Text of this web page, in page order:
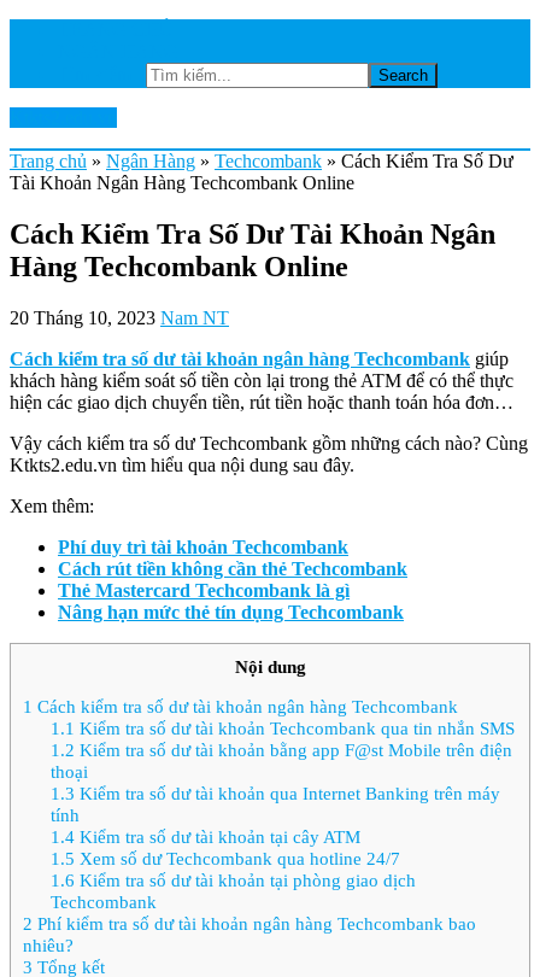
Trang chủ » Ngân Hàng » Techcombank » Cách Kiểm Tra Số Dư
Tài Khoản Ngân Hàng Techcombank Online
Cách Kiểm Tra Số Dư Tài Khoản Ngân
Hàng Techcombank Online
20 Tháng 10, 2023 Nam NT
Cách kiểm tra số dư tài khoản ngân hàng Techcombank giúp
khách hàng kiểm soát số tiền còn lại trong thẻ ATM để có thể thực
hiện các giao dịch chuyển tiền, rút tiền hoặc thanh toán hóa đơn…
Vậy cách kiểm tra số dư Techcombank gồm những cách nào? Cùng
Ktkts2.edu.vn tìm hiểu qua nội dung sau đây.
Xem thêm:
Phí duy trì tài khoản Techcombank
Cách rút tiền không cần thẻ Techcombank
Thẻ Mastercard Techcombank là gì
Nâng hạn mức thẻ tín dụng Techcombank
Nội dung
1 Cách kiểm tra số dư tài khoản ngân hàng Techcombank
1.1 Kiểm tra số dư tài khoản Techcombank qua tin nhắn SMS
1.2 Kiểm tra số dư tài khoản bằng app F@st Mobile trên điện
thoại
1.3 Kiểm tra số dư tài khoản qua Internet Banking trên máy
tính
1.4Kiểm tra số dư tài khoản tại cây ATM
1.5 Xem số dư Techcombank qua hotline 24/7
1.6 Kiểm tra số dư tài khoản tại phòng giao dịch
Techcombank
2 Phí kiểm tra số dư tài khoản ngân hàng Techcombank bao
nhiêu?
3 Tổng kết